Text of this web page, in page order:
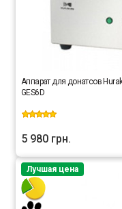
Аппарат для донатсов
GES6D
5 980 грн.
Лучшая цена